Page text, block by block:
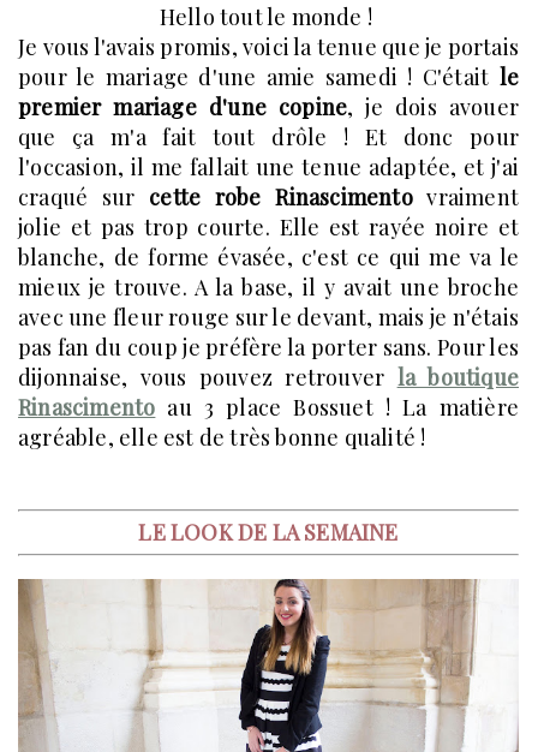
Hello tout le monde !
Je vous l'avais promis, voici la tenue que je portais
pour le mariage d'une amie samedi ! C'était le
premier mariage d'une copine, je dois avouer
que ça m'a fait tout drôle ! Et donc pour
l'occasion, il me fallait une tenue adaptée, et j'ai
craqué sur cette robe Rinascimentovraiment
jolie et pas trop courte. Elle est rayée noire et
blanche, de forme évasée, c'est ce qui me va le
mieux je trouve. A la base, il y avait une broche
avec une fleur rouge sur le devant, mais je n'étais
pas fan du coup je préfère la porter sans. Pour les
dijonnaise, vous pouvez retrouver la boutique
Rinascimento au 3 place Bossuet ! La matière
agréable, elle est de très bonne qualité !
LE LOOK DE LA SEMAINE